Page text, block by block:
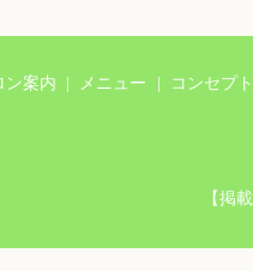
ン案内 メニュー コンセプト
【掲